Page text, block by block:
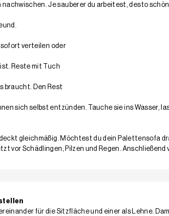
Je sauberer du arbeitest, desto
sofort verteilen oder
Reste mit Tuch
braucht. Den Rest
sich selbst entzünden. Tauche sie ins Wasser,
gleichmäßig. Möchtest du dein Palettensofa
vor Schädlingen, Pilzen und Regen.
für die Sitzfläche und einer als Lehne.